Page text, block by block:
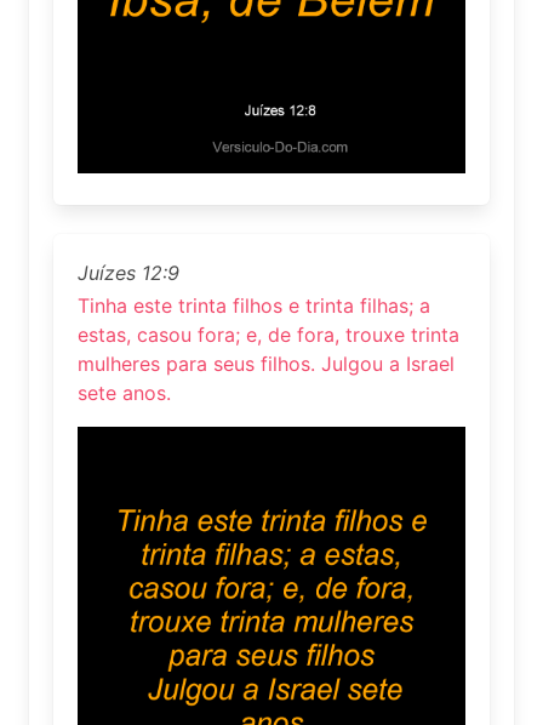
Juízes 12:9
Tinha este trinta filhos e trinta filhas; a
estas, casou fora; e, de fora, trouxe trinta
mulheres para seus filhos. Julgou a Israel
sete anos.